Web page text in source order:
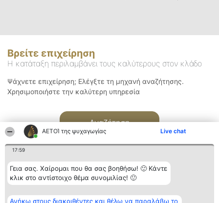
ΑΕΤΟΊ της ψυχαγωγίας Live chat
17:59
Γεια σας. Χαίρομαι που θα σας βοηθήσω! 🙂 Κάντε
κλικ στο αντίστοιχο θέμα συνομιλίας! 🙂
Ανήκω στους διακριθέντες και θέλω να παραλάβω το
Βρείτε επιχείρηση
Η κατάταξη περιλαμβάνει τους καλύτερους στον κλάδο
Ψάχνετε επιχείρηση; Ελέγξτε τη μηχανή αναζήτησης.
Χρησιμοποιήστε την καλύτερη υπηρεσία
Αναζήτηση
Διοργανωτής της
κατάταξης
Κατάταξη
Διακριθέντες
Επικοινωνία
Επικοινωνία